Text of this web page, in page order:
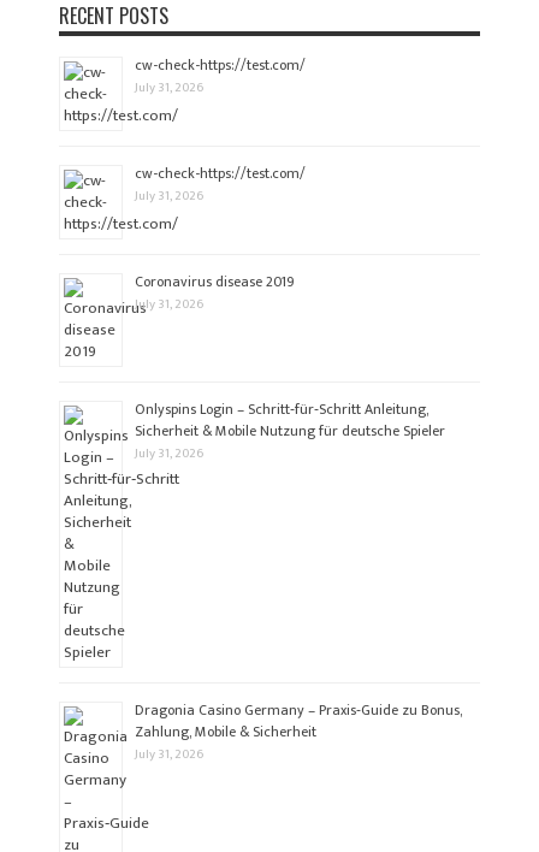
RECENT POSTS
cw-check-https://test.com/
July 31, 2026
cw-check-https://test.com/
July 31, 2026
Coronavirus disease 2019
July 31, 2026
Onlyspins Login – Schritt‑für‑Schritt Anleitung,
Sicherheit & Mobile Nutzung für deutsche Spieler
July 31, 2026
Dragonia Casino Germany – Praxis‑Guide zu Bonus,
Zahlung, Mobile & Sicherheit
July 31, 2026